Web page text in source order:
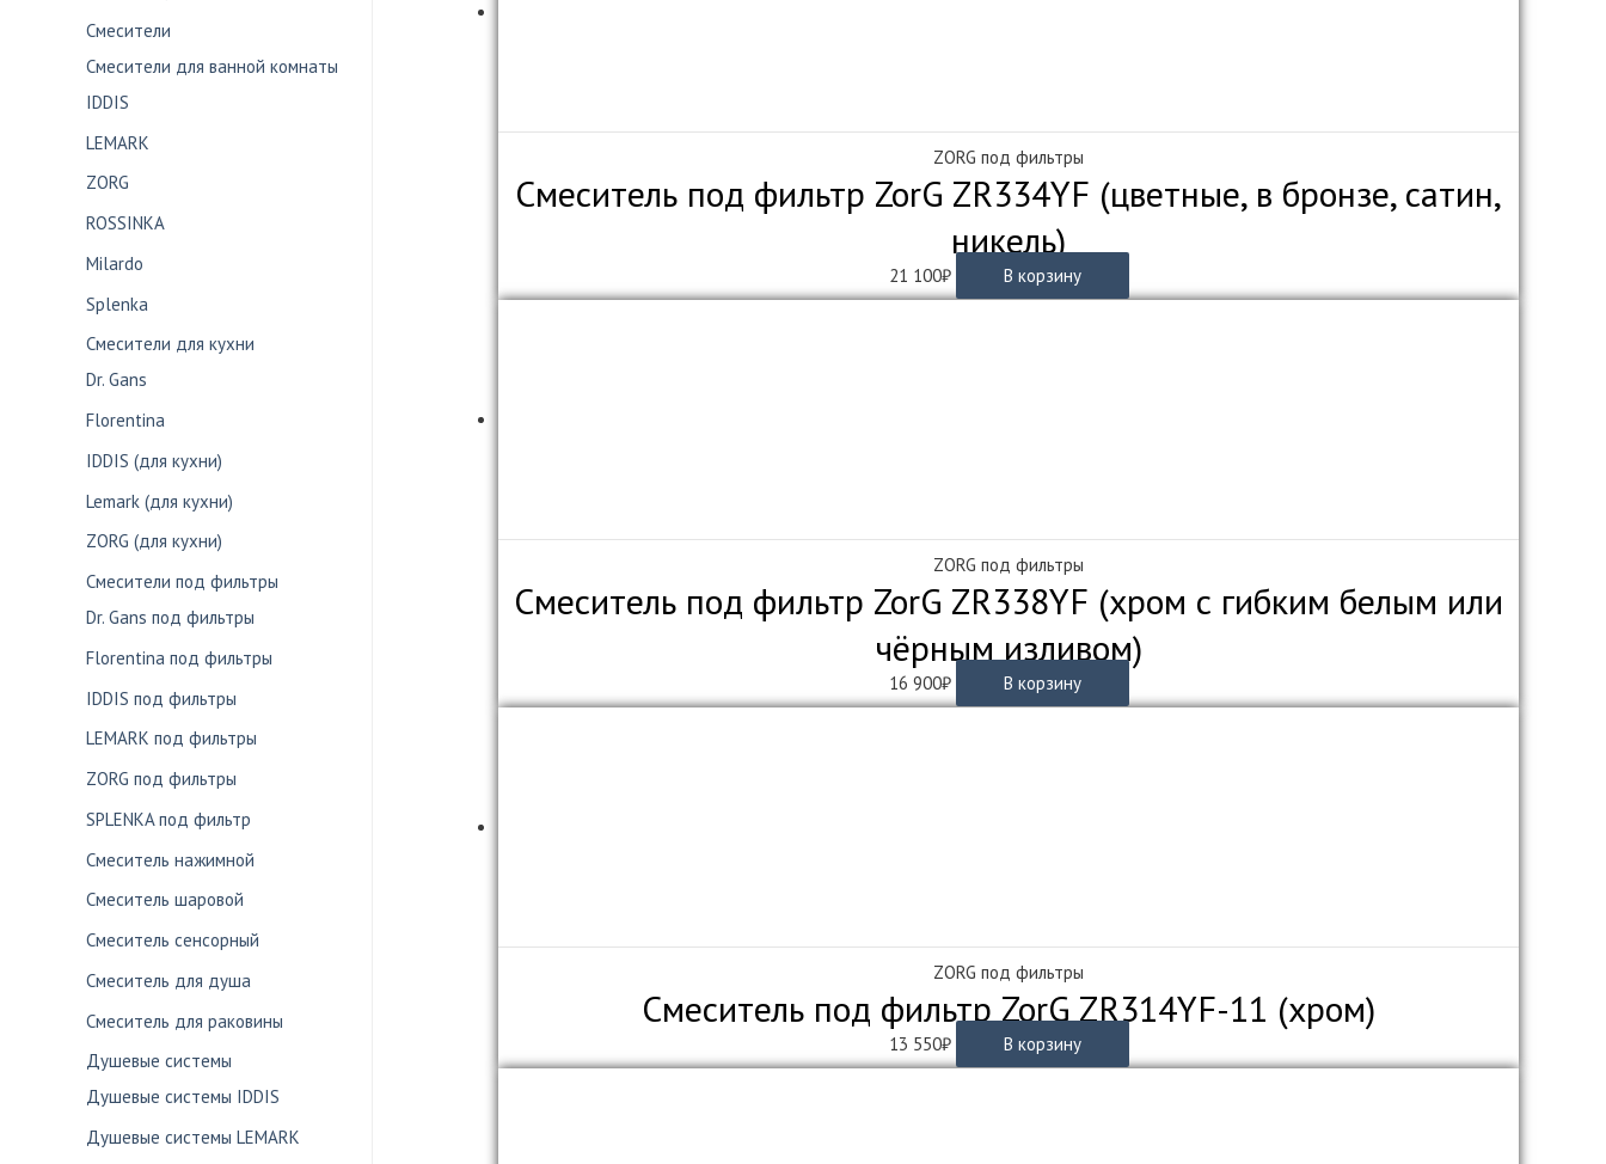
Смесители
Смесители для ванной комнаты
IDDIS
LEMARK
ZORG
ROSSINKA
Milardo
Splenka
Смесители для кухни
Dr. Gans
Florentina
IDDIS (для кухни)
Lemark (для кухни)
ZORG (для кухни)
Смесители под фильтры
Dr. Gans под фильтры
Florentina под фильтры
IDDIS под фильтры
LEMARK под фильтры
ZORG под фильтры
SPLENKA под фильтр
Смеситель нажимной
Смеситель шаровой
Смеситель сенсорный
Смеситель для душа
Смеситель для раковины
Душевые системы
Душевые системы IDDIS
Душевые системы LEMARK
ZORG под фильтры
Смеситель под фильтр ZorG ZR334YF (цветные, в бронзе, сатин,
никель)
21 100₽ В корзину
ZORG под фильтры
Смеситель под фильтр ZorG ZR338YF (хром с гибким белым или
чёрным изливом)
16 900₽ В корзину
ZORG под фильтры
Смеситель под фильтр ZorG ZR314YF-11 (хром)
13 550₽ В корзину